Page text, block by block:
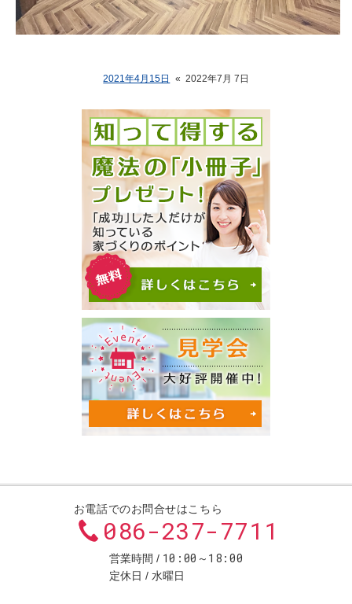
2021年4月15日 « 2022年7月 7日
お電話でのお問合せはこちら
086-237-7711
営業時間 10:00～18:00
定休日 水曜日